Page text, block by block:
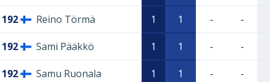
192 Reino Törmä 1 1 - -
192 Sami Pääkkö 1 1 - -
192 Samu Ruonala 1 1 - -